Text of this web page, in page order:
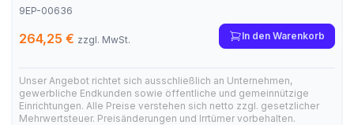
9EP-00636
264,25 € zzgl. MwSt. In den Warenkorb
Unser Angebot richtet sich ausschließlich an Unternehmen,
gewerbliche Endkunden sowie öffentliche und gemeinnützige
Einrichtungen. Alle Preise verstehen sich netto zzgl. gesetzlicher
Mehrwertsteuer. Preisänderungen und Irrtümer vorbehalten.